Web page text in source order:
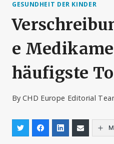
GESUNDHEIT DER KINDER
e
häufigste
By CHD Europe Editorial